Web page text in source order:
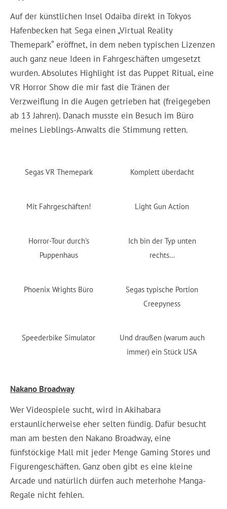
Auf der künstlichen Insel Odaiba direkt in Tokyos
Hafenbecken hat Sega einen „Virtual Reality
Themepark“ eröffnet, in dem neben typischen Lizenzen
auch ganz neue Ideen in Fahrgeschäften umgesetzt
wurden. Absolutes Highlight ist das Puppet Ritual, eine
VR Horror Show die mir fast die Tränen der
Verzweiflung in die Augen getrieben hat (freigegeben
ab 13 Jahren). Danach musste ein Besuch im Büro
meines Lieblings-Anwalts die Stimmung retten.
Segas VR Themepark Komplett überdacht
Mit Fahrgeschäften! Light Gun Action
Horror-Tour durch’s
Puppenhaus
Ich bin der Typ unten
rechts…
Phoenix Wrights Büro
Segas typische Portion
Creepyness
Speederbike Simulator
Und draußen (warum auch
immer) ein Stück USA
Nakano Broadway
Wer Videospiele sucht, wird in Akihabara
erstaunlicherweise eher selten fündig. Dafür besucht
man am besten den Nakano Broadway, eine
fünfstöckige Mall mit jeder Menge Gaming Stores und
Figurengeschäften. Ganz oben gibt es eine kleine
Arcade und natürlich dürfen auch meterhohe Manga-
Regale nicht fehlen.